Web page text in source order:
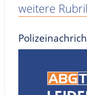
weitere